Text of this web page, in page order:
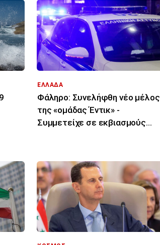
ΕΛΛΑΔΑ
Φάληρο: Συνελήφθη νέο μέλος
της «ομάδας Έντικ» -
Συμμετείχε σε εκβιασμούς